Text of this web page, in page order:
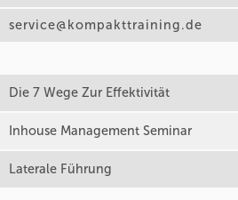
service@kompakttraining.de
Die 7 Wege Zur Effektivität
Inhouse Management Seminar
Laterale Führung